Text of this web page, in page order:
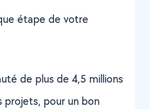
étape de votre
de plus de 4,5 millions
projets, pour un bon